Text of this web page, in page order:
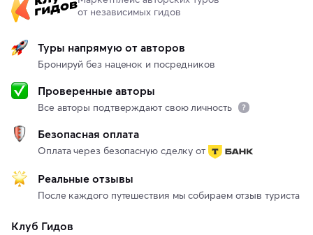
от независимых гидов
Туры напрямую от авторов
Бронируй без наценок и посредников
Проверенные авторы
Все авторы подтверждают свою личность
Безопасная оплата
Оплата через безопасную сделку от
Реальные отзывы
После каждого путешествия мы собираем отзыв туриста
Клуб Гидов